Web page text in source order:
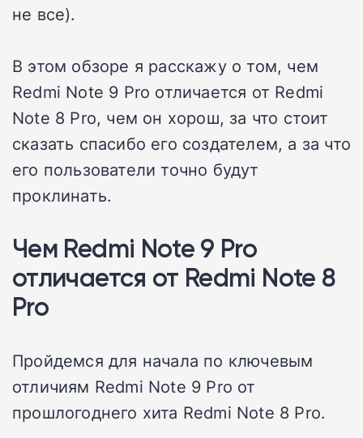
не все).
В этом обзоре я расскажу о том, чем
Redmi Note 9 Pro отличается от Redmi
Note 8 Pro, чем он хорош, за что стоит
сказать спасибо его создателем, а за что
его пользователи точно будут
проклинать.
Чем Redmi Note 9 Pro
отличается от Redmi Note 8
Pro
Пройдемся для начала по ключевым
отличиям Redmi Note 9 Pro от
прошлогоднего хита Redmi Note 8 Pro.